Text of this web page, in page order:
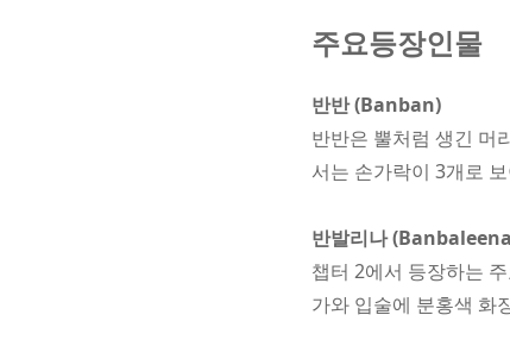
주요등장인물
반반 (Banban)
반반은 뿔처럼 생긴 머
서는 손가락이 3개로
반발리나
챕터 2에서 등장하는
가와 입술에 분홍색 화